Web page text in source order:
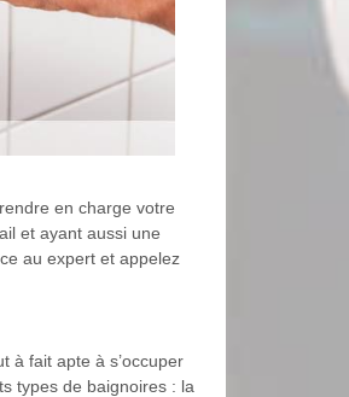
en charge votre
et ayant aussi une
au expert et appelez
à fait apte à s’occuper
types de baignoires : la